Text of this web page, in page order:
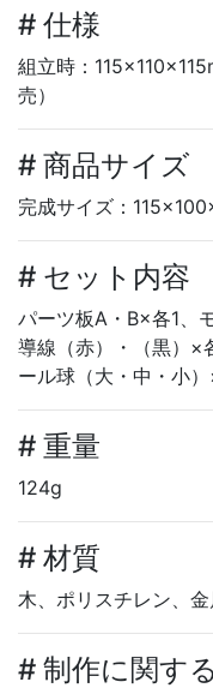
# 仕様
組立時：
売）
# 商品サイズ
完成サイズ：
# セット内容
パーツ板A・B×各1、
導線（赤）・（黒）×
ール球（大・中・小
# 重量
124g
# 材質
木、ポリスチレン、
# 制作に関す